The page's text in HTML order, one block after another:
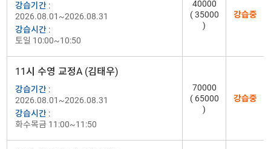
강습기간 :
2026.08.01~2026.08.31
강습시간 :
토일 10:00~10:50
40000
( 35000
)
강습중
11시 수영 교정A (김태우)
강습기간 :
2026.08.01~2026.08.31
강습시간 :
화수목금 11:00~11:50
70000
( 65000
)
강습중